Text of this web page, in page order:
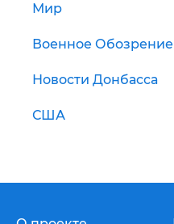
Мир
Военное Обозрение
Новости Донбасса
США